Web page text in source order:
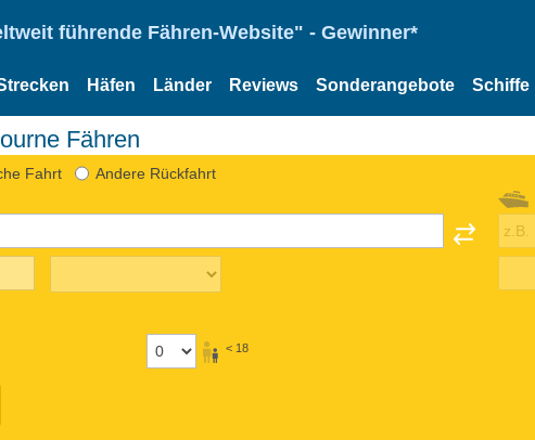
führende Fähren-Website" - Gewinner*
Häfen Länder Reviews Sonderangebote Schiffe
Fähren
Fahrt Andere Rückfahrt
< 18